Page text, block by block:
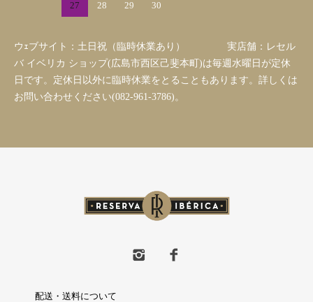
27 28 29 30
ウｪブサイト：土日祝（臨時休業あり） 実店舗：レセル
バ イベリカ ショップ(広島市西区己斐本町)は毎週水曜日が定休
日です。定休日以外に臨時休業をとることもあります。詳しくは
お問い合わせください(082-961-3786)。
配送・送料について